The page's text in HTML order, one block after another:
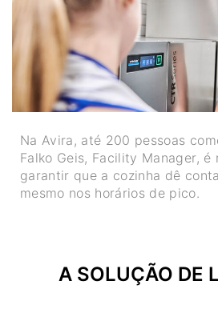
Na Avira, até 200 pessoas
Falko Geis, Facility Manager, é
garantir que a cozinha dê
mesmo nos horários de pico.
A SOLUÇÃO DE